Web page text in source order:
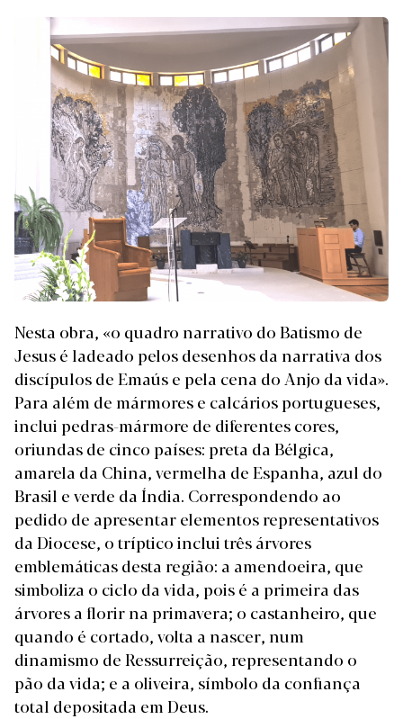
Nesta obra, «o quadro narrativo do Batismo de
Jesus é ladeado pelos desenhos da narrativa dos
discípulos de Emaús e pela cena do Anjo da vida».
Para além de mármores e calcários portugueses,
inclui pedras-mármore de diferentes cores,
oriundas de cinco países: preta da Bélgica,
amarela da China, vermelha de Espanha, azul do
Brasil e verde da Índia. Correspondendo ao
pedido de apresentar elementos representativos
da Diocese, o tríptico inclui três árvores
emblemáticas desta região: a amendoeira, que
simboliza o ciclo da vida, pois é a primeira das
árvores a florir na primavera; o castanheiro, que
quando é cortado, volta a nascer, num
dinamismo de Ressurreição, representando o
pão da vida; e a oliveira, símbolo da confiança
total depositada em Deus.